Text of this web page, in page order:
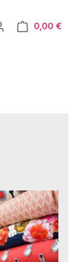
0,00 €